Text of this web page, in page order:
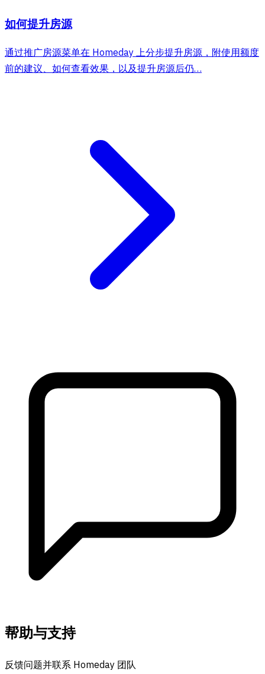
如何提升房源
通过推广房源菜单在 Homeday 上分步提升房源，附使用额度
前的建议、如何查看效果，以及提升房源后仍…
帮助与支持
反馈问题并联系 Homeday 团队